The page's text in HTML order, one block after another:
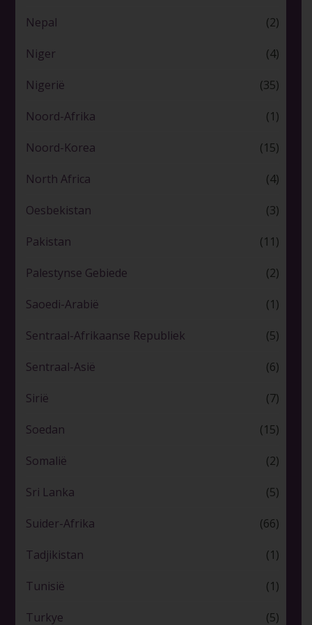
Nepal (2)
Niger (4)
Nigerië (35)
Noord-Afrika (1)
Noord-Korea (15)
North Africa (4)
Oesbekistan (3)
Pakistan (11)
Palestynse Gebiede (2)
Saoedi-Arabië (1)
Sentraal-Afrikaanse Republiek (5)
Sentraal-Asië (6)
Sirië (7)
Soedan (15)
Somalië (2)
Sri Lanka (5)
Suider-Afrika (66)
Tadjikistan (1)
Tunisië (1)
Turkye (5)